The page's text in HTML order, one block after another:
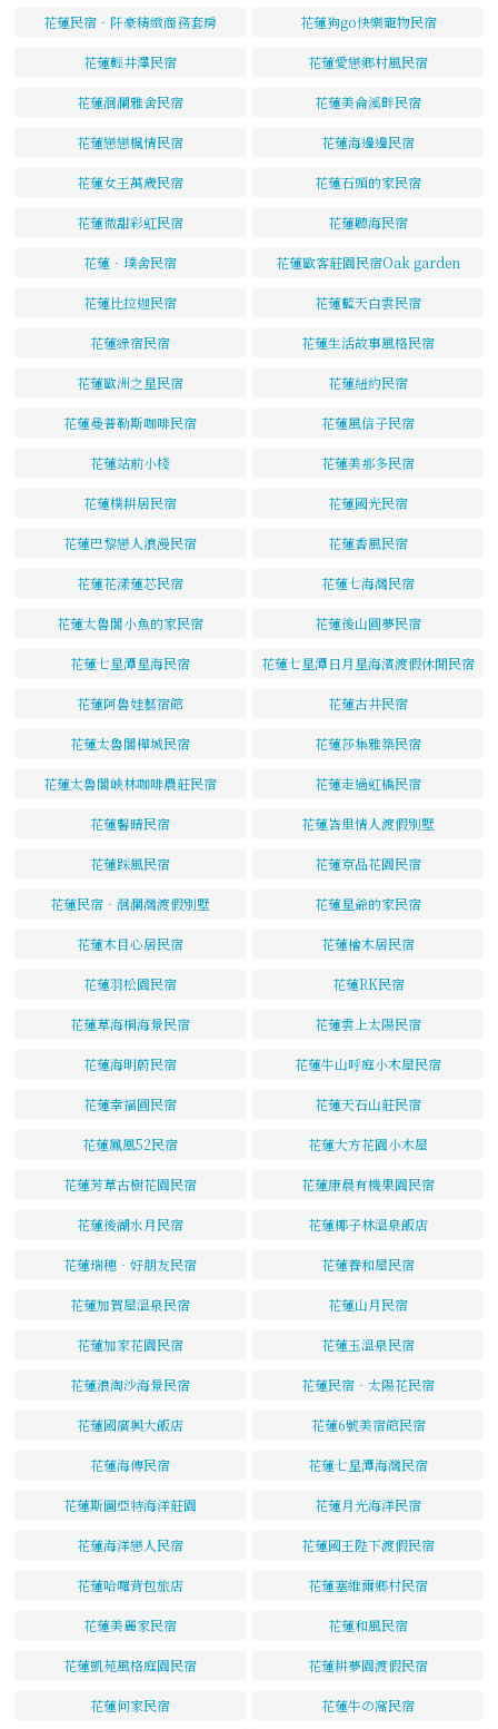
花蓮民宿．阡豪精緻商務套房 花蓮狗go快樂寵物民宿
花蓮輕井澤民宿 花蓮愛戀鄉村風民宿
花蓮洄瀾雅舍民宿 花蓮美侖溪畔民宿
花蓮戀戀楓情民宿 花蓮海邊邊民宿
花蓮女王萬歲民宿 花蓮石頭的家民宿
花蓮微甜彩虹民宿 花蓮聽海民宿
花蓮‧璞舍民宿 花蓮歐客莊園民宿Oak garden
花蓮比拉迦民宿 花蓮藍天白雲民宿
花蓮綠宿民宿 花蓮生活故事風格民宿
花蓮歐洲之星民宿 花蓮紐約民宿
花蓮曼普勒斯咖啡民宿 花蓮風信子民宿
花蓮站前小棧 花蓮美那多民宿
花蓮樸耕居民宿 花蓮國光民宿
花蓮巴黎戀人浪漫民宿 花蓮香風民宿
花蓮花漾蓮芯民宿 花蓮七海灣民宿
花蓮太魯閣小魚的家民宿 花蓮後山圓夢民宿
花蓮七星潭星海民宿 花蓮七星潭日月星海濱渡假休閒民宿
花蓮阿魯娃藝宿館 花蓮古井民宿
花蓮太魯閣樺城民宿 花蓮莎集雅築民宿
花蓮太魯閣峽林咖啡農莊民宿 花蓮走過虹橋民宿
花蓮馨晴民宿 花蓮峇里情人渡假別墅
花蓮踩風民宿 花蓮京品花園民宿
花蓮民宿‧洄瀾灣渡假別墅 花蓮星爺的家民宿
花蓮木目心居民宿 花蓮檜木居民宿
花蓮羽松園民宿 花蓮RK民宿
花蓮草海桐海景民宿 花蓮雲上太陽民宿
花蓮海明蔚民宿 花蓮牛山呼庭小木屋民宿
花蓮幸福圓民宿 花蓮天石山莊民宿
花蓮鳳凰52民宿 花蓮大方花園小木屋
花蓮芳草古樹花園民宿 花蓮康晨有機果園民宿
花蓮後湖水月民宿 花蓮椰子林溫泉飯店
花蓮瑞穗‧好朋友民宿 花蓮養和屋民宿
花蓮加賀屋溫泉民宿 花蓮山月民宿
花蓮加家花園民宿 花蓮玉溫泉民宿
花蓮浪淘沙海景民宿 花蓮民宿‧太陽花民宿
花蓮國廣興大飯店 花蓮6號美宿館民宿
花蓮海傳民宿 花蓮七星潭海灣民宿
花蓮斯圖亞特海洋莊園 花蓮月光海洋民宿
花蓮海洋戀人民宿 花蓮國王陛下渡假民宿
花蓮哈囉背包旅店 花蓮塞維爾鄉村民宿
花蓮美麗家民宿 花蓮和風民宿
花蓮凱苑風格庭園民宿 花蓮耕夢園渡假民宿
花蓮何家民宿 花蓮牛の窩民宿